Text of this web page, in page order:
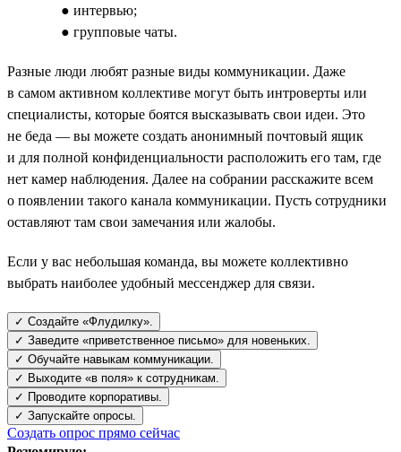
● интервью;
● групповые чаты.
Разные люди любят разные виды коммуникации. Даже
в самом активном коллективе могут быть интроверты или
специалисты, которые боятся высказывать свои идеи. Это
не беда — вы можете создать анонимный почтовый ящик
и для полной конфиденциальности расположить его там, где
нет камер наблюдения. Далее на собрании расскажите всем
о появлении такого канала коммуникации. Пусть сотрудники
оставляют там свои замечания или жалобы.
Если у вас небольшая команда, вы можете коллективно
выбрать наиболее удобный мессенджер для связи.
✓ Создайте «Флудилку».
✓ Заведите «приветственное письмо» для новеньких.
✓ Обучайте навыкам коммуникации.
✓ Выходите «в поля» к сотрудникам.
✓ Проводите корпоративы.
✓ Запускайте опросы.
Создать опрос прямо сейчас